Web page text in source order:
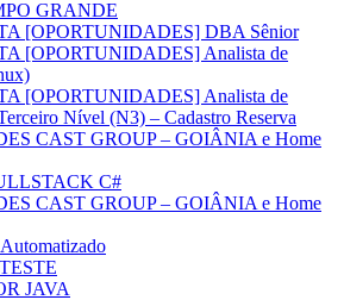
GRANDE
[OPORTUNIDADES] DBA Sênior
[OPORTUNIDADES] Analista de
[OPORTUNIDADES] Analista de
Nível (N3) – Cadastro Reserva
CAST GROUP – GOIÂNIA e Home
C#
CAST GROUP – GOIÂNIA e Home
JAVA